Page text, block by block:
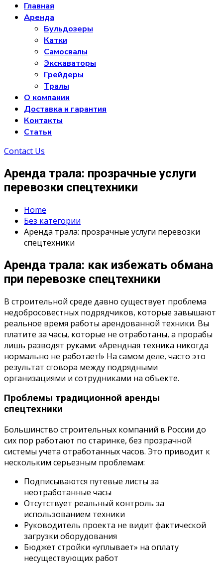
Главная
Аренда
Бульдозеры
Катки
Самосвалы
Экскаваторы
Грейдеры
Тралы
О компании
Доставка и гарантия
Контакты
Статьи
Contact Us
Аренда трала: прозрачные услуги
перевозки спецтехники
Home
Без категории
Аренда трала: прозрачные услуги перевозки
спецтехники
Аренда трала: как избежать обмана
при перевозке спецтехники
В строительной среде давно существует проблема
недобросовестных подрядчиков, которые завышают
реальное время работы арендованной техники. Вы
платите за часы, которые не отработаны, а прорабы
лишь разводят руками: «Арендная техника никогда
нормально не работает!» На самом деле, часто это
результат сговора между подрядными
организациями и сотрудниками на объекте.
Проблемы традиционной аренды
спецтехники
Большинство строительных компаний в России до
сих пор работают по старинке, без прозрачной
системы учета отработанных часов. Это приводит к
нескольким серьезным проблемам:
Подписываются путевые листы за
неотработанные часы
Отсутствует реальный контроль за
использованием техники
Руководитель проекта не видит фактической
загрузки оборудования
Бюджет стройки «уплывает» на оплату
несуществующих работ